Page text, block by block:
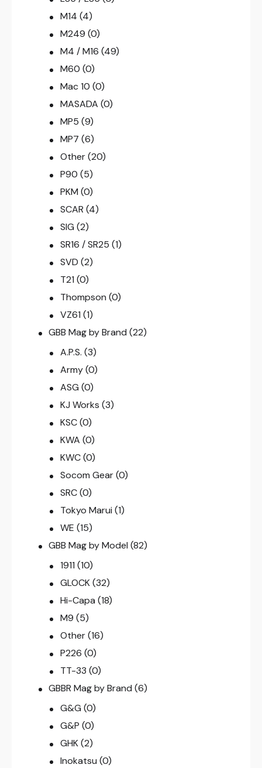
M14 (4)
M249 (0)
M4 / M16 (49)
M60 (0)
Mac 10 (0)
MASADA (0)
MP5 (9)
MP7 (6)
Other (20)
P90 (5)
PKM (0)
SCAR (4)
SIG (2)
SR16 / SR25 (1)
SVD (2)
T21 (0)
Thompson (0)
VZ61 (1)
GBB Mag by Brand (22)
A.P.S. (3)
Army (0)
ASG (0)
KJ Works (3)
KSC (0)
KWA (0)
KWC (0)
Socom Gear (0)
SRC (0)
Tokyo Marui (1)
WE (15)
GBB Mag by Model (82)
1911 (10)
GLOCK (32)
Hi-Capa (18)
M9 (5)
Other (16)
P226 (0)
TT-33 (0)
GBBR Mag by Brand (6)
G&G (0)
G&P (0)
GHK (2)
Inokatsu (0)